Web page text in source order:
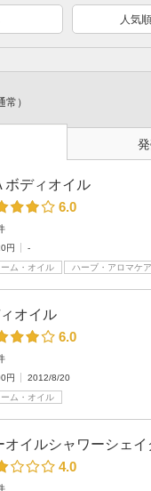
人気
常）
ボディオイル
6.0
円
-
ム・オイル
ハーブ・アロマケア
オイル
6.0
円
2012/8/20
ム・オイル
オイルシャワーシェイ
4.0